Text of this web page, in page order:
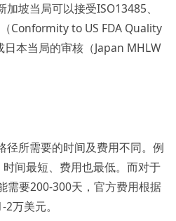
坡当局可以接受ISO13485、
Conformity to US FDA Quality
本当局的审核（Japan MHLW
径所需要的时间及费用不同。例
间最短、费用也最低。而对于
需要200-300天，官方费用根据
万美元。